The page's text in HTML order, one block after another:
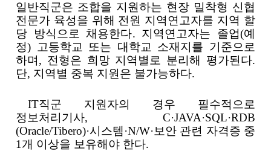
일반직군은 조합을 지원하는 현장 밀착형 신협
전문가 육성을 위해 전원 지역연고자를 지역 할
당 방식으로 채용한다. 지역연고자는 졸업(예
정) 고등학교 또는 대학교 소재지를 기준으로
하며 , 전형은 희망 지역별로 분리해 평가된다.
단, 지역별 중복 지원은 불가능하다.
IT직군 지원자의 경우 필수적으로
정보처리기사, C·JAVA·SQL·RDB
(Oracle/Tibero)·시스템·N/W·보안 관련 자격증 중
1개 이상을 보유해야 한다.